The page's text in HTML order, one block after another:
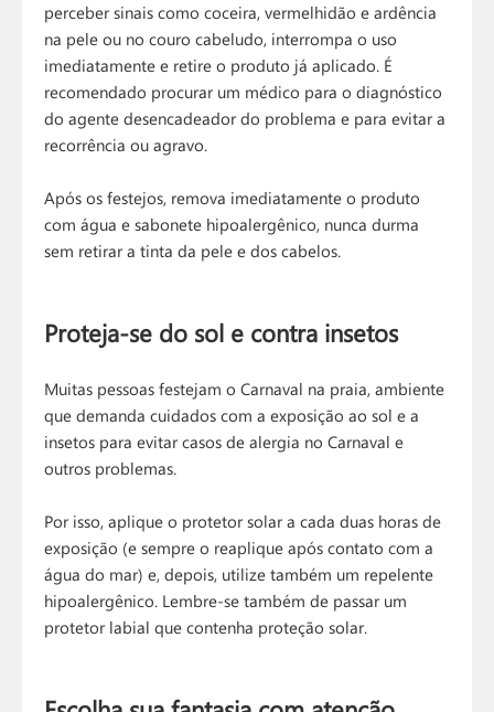
perceber sinais como coceira, vermelhidão e ardência
na pele ou no couro cabeludo, interrompa o uso
imediatamente e retire o produto já aplicado. É
recomendado procurar um médico para o diagnóstico
do agente desencadeador do problema e para evitar a
recorrência ou agravo.
Após os festejos, remova imediatamente o produto
com água e sabonete hipoalergênico, nunca durma
sem retirar a tinta da pele e dos cabelos.
Proteja-se do sol e contra insetos
Muitas pessoas festejam o Carnaval na praia, ambiente
que demanda cuidados com a exposição ao sol e a
insetos para evitar casos de alergia no Carnaval e
outros problemas.
Por isso, aplique o protetor solar a cada duas horas de
exposição (e sempre o reaplique após contato com a
água do mar) e, depois, utilize também um repelente
hipoalergênico. Lembre-se também de passar um
protetor labial que contenha proteção solar.